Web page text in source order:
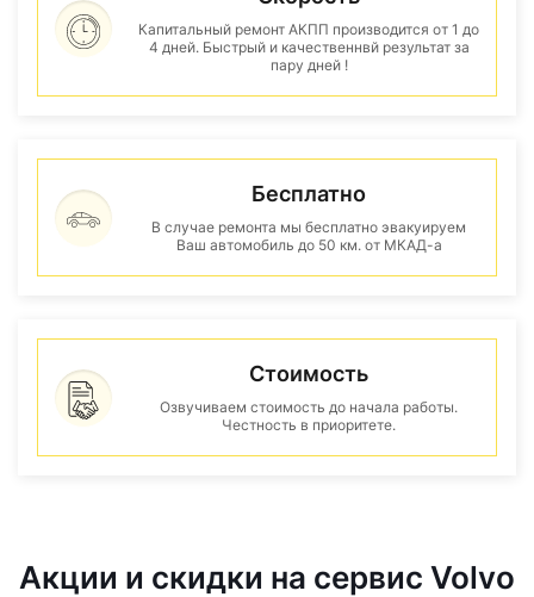
Капитальный ремонт АКПП производится от 1 до
4 дней. Быстрый и качественнвй результат за
пару дней !
Бесплатно
В случае ремонта мы бесплатно эвакуируем
Ваш автомобиль до 50 км. от МКАД-а
Стоимость
Озвучиваем стоимость до начала работы.
Честность в приоритете.
Акции и скидки на сервис Volvo